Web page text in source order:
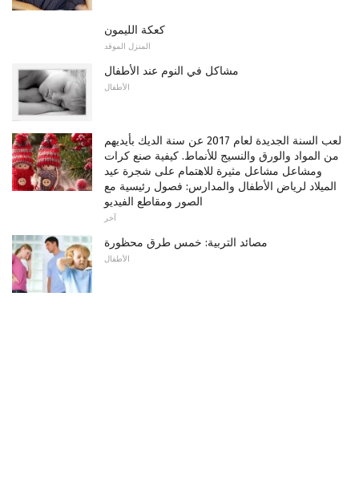
كعكة الليمون
المنزل الموقد
مشاكل في النوم عند الأطفال
الأطفال
لعب السنة الجديدة لعام 2017 عن سنة الديك بأيديهم
من المواد والورق والنسيج للأنماط. كيفية صنع كرات
ومشاعل مشاعل مثيرة للاهتمام على شجرة عيد
الميلاد لرياض الأطفال والمدارس: فصول رئيسية مع
الصور ومقاطع الفيديو
آخر
مصائد التربية: خمس طرق محظورة
الأطفال